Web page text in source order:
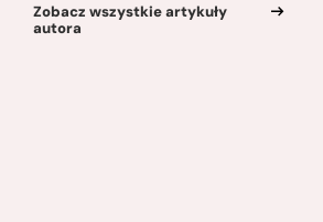
Zobacz wszystkie artykuły
autora